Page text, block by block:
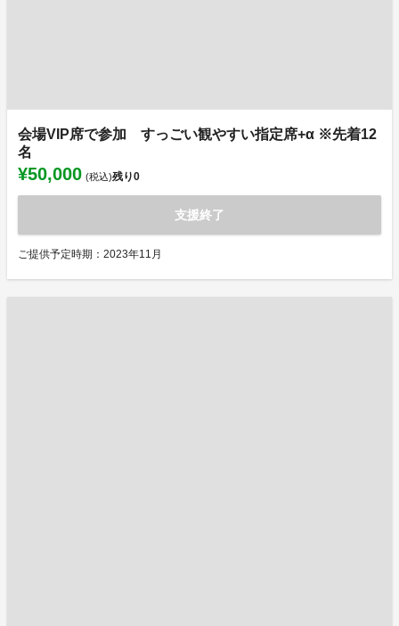
会場VIP席で参加 すっごい観やすい指定席+α ※先着12
名
¥50,000 (税込)残り0
支援終了
ご提供予定時期：2023年11月